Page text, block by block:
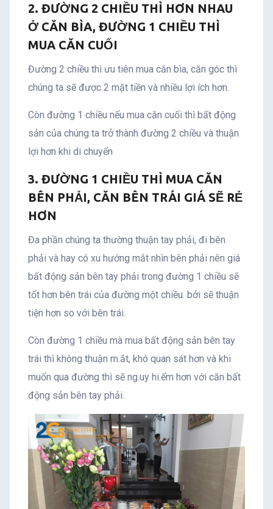
2. ĐƯỜNG 2 CHIỀU THÌ HƠN NHAU
Ở CĂN BÌA, ĐƯỜNG 1 CHIỀU THÌ
MUA CĂN CUỐI
Đường 2 chiều thì ưu tiên mua căn bìa, căn góc thì
chúng ta sẽ được 2 mặt tiền và nhiều lợi ích hơn.
Còn đường 1 chiều nếu mua căn cuối thì bất động
sản của chúng ta trở thành đường 2 chiều và thuận
lợi hơn khi di chuyển
3. ĐƯỜNG 1 CHIỀU THÌ MUA CĂN
BÊN PHẢI, CĂN BÊN TRÁI GIÁ SẼ RẺ
HƠN
Đa phần chúng ta thường thuận tay phải, đi bên
phải và hay có xu hướng mắt nhìn bên phải nên giá
bất động sản bên tay phải trong đường 1 chiều sẽ
tốt hơn bên trái của đường một chiều. bởi sẽ thuận
tiện hơn so với bên trái.
Còn đường 1 chiều mà mua bất động sản bên tay
trái thì không thuận m.ắt, khó quan sát hơn và khi
muốn qua đường thì sẽ ng.uy hi.ểm hơn với căn bất
động sản bên tay phải.